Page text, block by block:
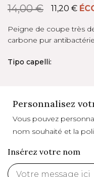
14,00 € 11,20 €
Peigne de coupe très
carbone pur
Tipo capelli:
Personnalisez
Vous pouvez
nom souhaité et la
Insérez votre nom